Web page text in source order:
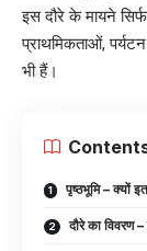
इस दौरे के मायने
प्राथमिकताओं,
भी हैं।
पृष्ठभूमि – क्यों
दौरे का विवरण